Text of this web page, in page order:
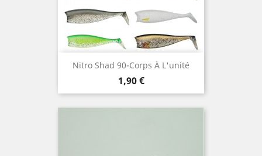
Nitro Shad 90-Corps À L'unité
Prix
1,90 €